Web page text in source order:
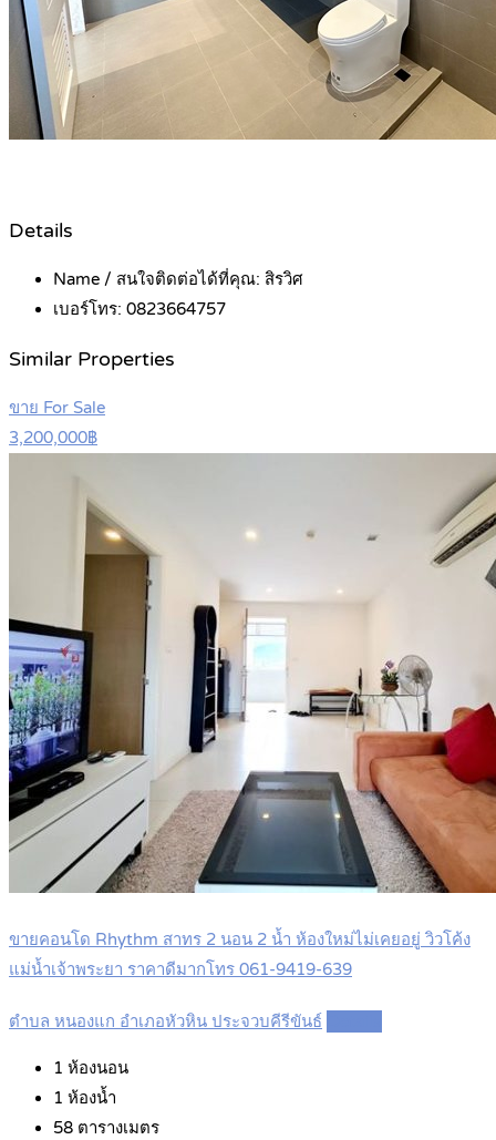
Details
Name / สนใจติดต่อได้ที่คุณ: สิรวิศ
เบอร์โทร: 0823664757
Similar Properties
ขาย For Sale
3,200,000฿
ขายคอนโด Rhythm สาทร 2 นอน 2 น้ำ ห้องใหม่ไม่เคยอยู่ วิวโค้ง
แม่น้ำเจ้าพระยา ราคาดีมากโทร 061-9419-639
ตำบล หนองแก อำเภอหัวหิน ประจวบคีรีขันธ์
1 ห้องนอน
1 ห้องน้ำ
58 ตารางเมตร